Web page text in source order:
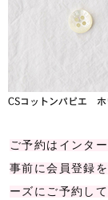
CSコットンパピエ ホ
ご予約はインタ
事前に会員登録
ーズにご予約し